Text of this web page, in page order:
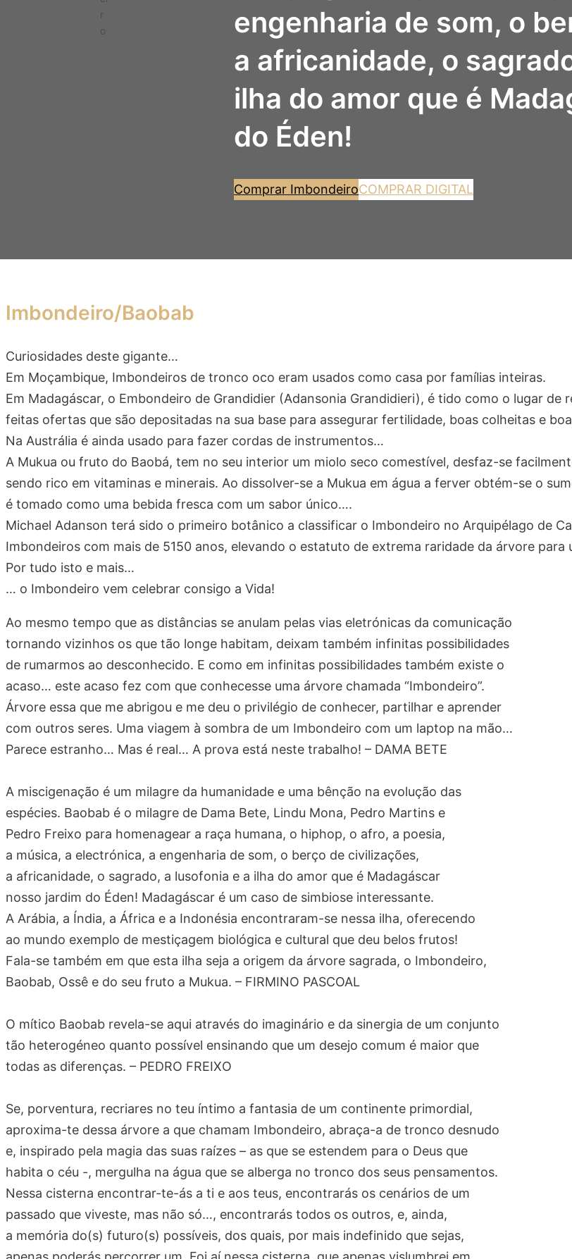
r
o
engenharia de som, o
a africanidade, o
ilha do amor que é
do Éden!
Comprar ImbondeiroCOMPRAR DIGITAL
Imbondeiro/Baobab
Curiosidades deste gigante…
Em Moçambique, Imbondeiros de tronco oco eram usados como casa por famílias inteiras.
Em Madagáscar, o Embondeiro de Grandidier (Adansonia Grandidieri), é tido como o lugar de
feitas ofertas que são depositadas na sua base para assegurar fertilidade, boas colheitas e
Na Austrália é ainda usado para fazer cordas de instrumentos…
A Mukua ou fruto do Baobá, tem no seu interior um miolo seco comestível, desfaz-se
sendo rico em vitaminas e minerais. Ao dissolver-se a Mukua em água a ferver obtém-se o
é tomado como uma bebida fresca com um sabor único….
Michael Adanson terá sido o primeiro botânico a classificar o Imbondeiro no Arquipélago de
Imbondeiros com mais de 5150 anos, elevando o estatuto de extrema raridade da árvore para
Por tudo isto e mais…
… o Imbondeiro vem celebrar consigo a Vida!
Ao mesmo tempo que as distâncias se anulam pelas vias eletrónicas da comunicação
tornando vizinhos os que tão longe habitam, deixam também infinitas possibilidades
de rumarmos ao desconhecido. E como em infinitas possibilidades também existe o
acaso… este acaso fez com que conhecesse uma árvore chamada “Imbondeiro”.
Árvore essa que me abrigou e me deu o privilégio de conhecer, partilhar e aprender
com outros seres. Uma viagem à sombra de um Imbondeiro com um laptop na mão…
Parece estranho… Mas é real… A prova está neste trabalho! – DAMA BETE
A miscigenação é um milagre da humanidade e uma bênção na evolução das
espécies. Baobab é o milagre de Dama Bete, Lindu Mona, Pedro Martins e
Pedro Freixo para homenagear a raça humana, o hiphop, o afro, a poesia,
a música, a electrónica, a engenharia de som, o berço de civilizações,
a africanidade, o sagrado, a lusofonia e a ilha do amor que é Madagáscar
nosso jardim do Éden! Madagáscar é um caso de simbiose interessante.
A Arábia, a Índia, a África e a Indonésia encontraram-se nessa ilha, oferecendo
ao mundo exemplo de mestiçagem biológica e cultural que deu belos frutos!
Fala-se também em que esta ilha seja a origem da árvore sagrada, o Imbondeiro,
Baobab, Ossê e do seu fruto a Mukua. – FIRMINO PASCOAL
O mítico Baobab revela-se aqui através do imaginário e da sinergia de um conjunto
tão heterogéneo quanto possível ensinando que um desejo comum é maior que
todas as diferenças. – PEDRO FREIXO
Se, porventura, recriares no teu íntimo a fantasia de um continente primordial,
aproxima-te dessa árvore a que chamam Imbondeiro, abraça-a de tronco desnudo
e, inspirado pela magia das suas raízes – as que se estendem para o Deus que
habita o céu -, mergulha na água que se alberga no tronco dos seus pensamentos.
Nessa cisterna encontrar-te-ás a ti e aos teus, encontrarás os cenários de um
passado que viveste, mas não só…, encontrarás todos os outros, e, ainda,
a memória do(s) futuro(s) possíveis, dos quais, por mais indefinido que sejas,